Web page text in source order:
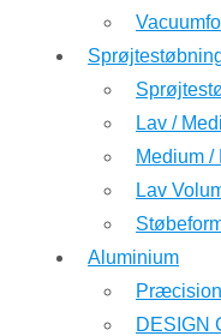
Lav /
Medium
Lav
Aluminium
DESIGN